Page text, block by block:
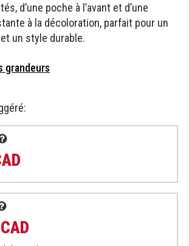
d’une poche à l’avant et d’une
à la décoloration, parfait pour un
un style durable.
grandeurs